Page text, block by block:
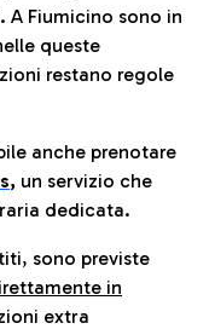
Fiumicino sono in
queste
restano regole
anche prenotare
, un servizio che
dedicata.
sono previste
in
extra